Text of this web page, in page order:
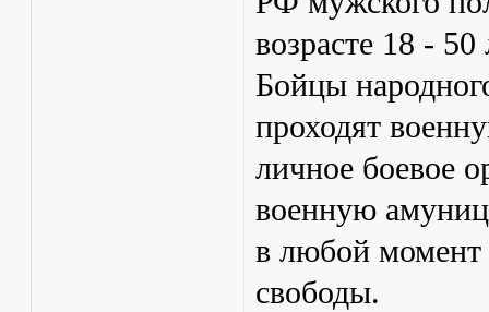
возрасте 18 - 50
Бойцы
проходят
личное боевое
военную
в любой момент
свободы.